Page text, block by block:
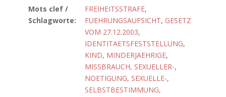
Mots clef /
Schlagworte:
FREIHEITSSTRAFE,
FUEHRUNGSAUFSICHT, GESETZ
VOM 27.12.2003,
IDENTITAETSFESTSTELLUNG,
KIND, MINDERJAEHRIGE,
MISSBRAUCH, SEXUELLER-,
NOETIGUNG, SEXUELLE-,
SELBSTBESTIMMUNG,